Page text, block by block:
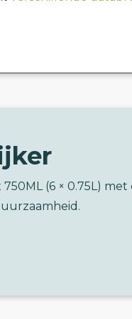
(6 × 0.75L) met